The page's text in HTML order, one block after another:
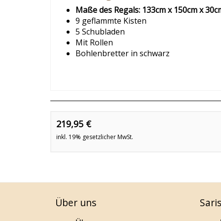
Maße des Regals: 133cm x 150cm x
9 geflammte Kisten
5 Schubladen
Mit Rollen
Bohlenbretter in schwarz
219,95 €
inkl. 19% gesetzlicher MwSt.
Über uns